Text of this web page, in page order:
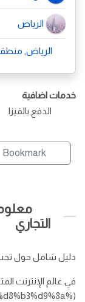
الرياض
الرياض,
خدمات اضافية
الدفع بالفيزا
Bookmark
التجاري
دليل شامل حول
في عالم الإنترنت